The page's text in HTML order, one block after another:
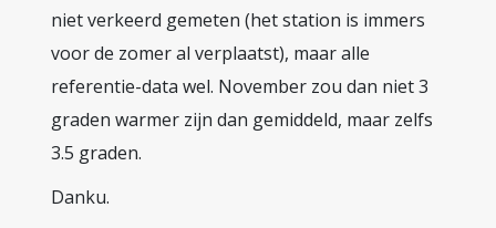
niet verkeerd gemeten (het station is immers
voor de zomer al verplaatst), maar alle
referentie-data wel. November zou dan niet 3
graden warmer zijn dan gemiddeld, maar zelfs
3.5 graden.
Danku.